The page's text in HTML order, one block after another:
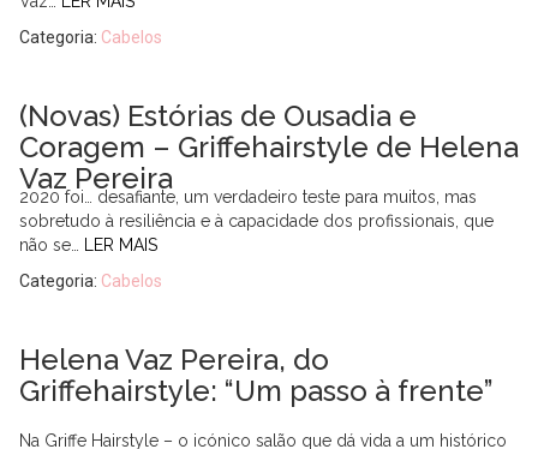
Categoria: Cabelos
(Novas) Estórias de Ousadia e
Coragem – Griffehairstyle de Helena
Vaz Pereira
2020 foi… desafiante, um verdadeiro teste para muitos, mas
sobretudo à resiliência e à capacidade dos profissionais, que
não se…
LER MAIS
Categoria: Cabelos
Helena Vaz Pereira, do
Griffehairstyle: “Um passo à frente”
Na Griffe Hairstyle – o icónico salão que dá vida a um histórico